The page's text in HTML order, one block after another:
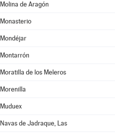
Molina de Aragón
Monasterio
Mondéjar
Montarrón
Moratilla de los Meleros
Morenilla
Muduex
Navas de Jadraque, Las